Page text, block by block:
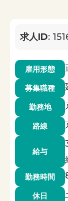
求人ID:
雇用形態
募集職種
勤務地
路線
給与
勤務時間
休日